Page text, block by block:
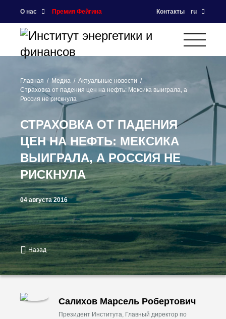
О нас Премия Фейгина Контакты ru
Главная Медиа
Актуальные новости
Страховка от падения цен на нефть: Мексика выиграла, а
Россия не рискнула
СТРАХОВКА ОТ ПАДЕНИЯ
ЦЕН НА НЕФТЬ: МЕКСИКА
ВЫИГРАЛА, А РОССИЯ НЕ
РИСКНУЛА
04 августа 2016
Назад
Салихов Марсель Робертович
Президент Института, Главный директор по